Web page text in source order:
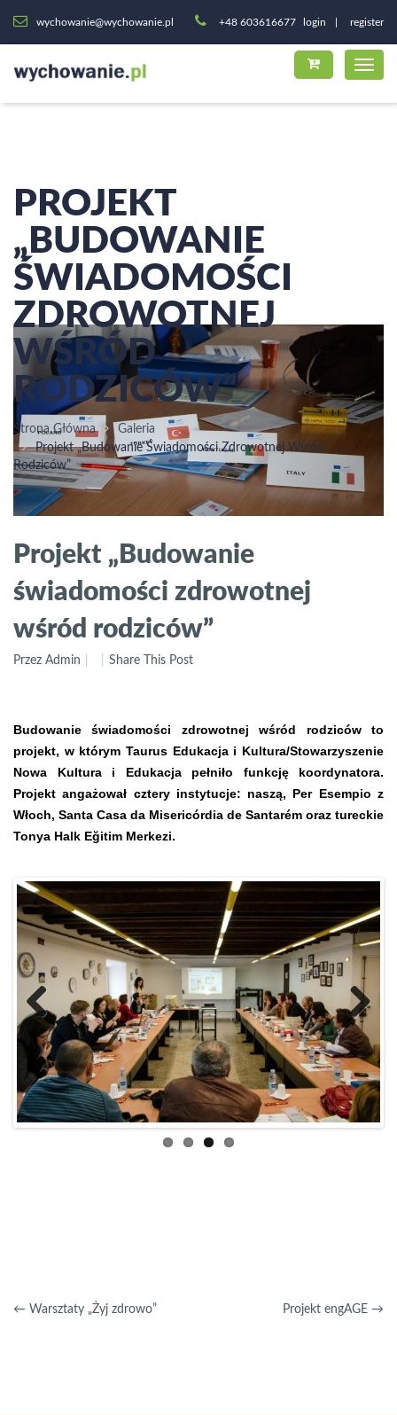
wychowanie@wychowanie.pl +48 603616677 login register
PROJEKT
„BUDOWANIE
ŚWIADOMOŚCI
ZDROWOTNEJ
WŚRÓD
RODZICÓW”
Strona Główna
Galeria
Projekt „Budowanie Świadomości Zdrowotnej Wśród
Rodziców”
Projekt „Budowanie
świadomości zdrowotnej
wśród rodziców”
Przez Admin Share This Post
Budowanie świadomości zdrowotnej wśród rodziców to
projekt, w którym Taurus Edukacja i Kultura/Stowarzyszenie
Nowa Kultura i Edukacja pełniło funkcję koordynatora.
Projekt angażował cztery instytucje: naszą, Per Esempio z
Włoch, Santa Casa da Misericórdia de Santarém oraz tureckie
Tonya Halk Eğitim Merkezi.
Previo
us
Next
← Warsztaty „Żyj zdrowo” Projekt engAGE →